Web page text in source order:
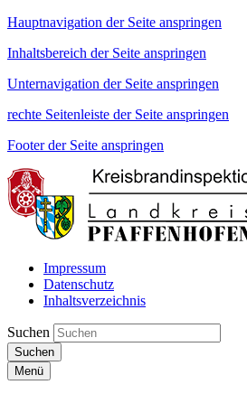
Hauptnavigation der Seite anspringen
Inhaltsbereich der Seite anspringen
Unternavigation der Seite anspringen
rechte Seitenleiste der Seite anspringen
Footer der Seite anspringen
Impressum
Datenschutz
Inhaltsverzeichnis
Suchen
Suchen
Menü